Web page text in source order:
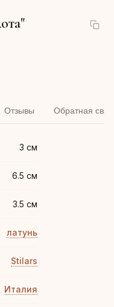
Отзывы Обратная
3 см
6.5 см
3.5 см
латунь
Stilars
Италия